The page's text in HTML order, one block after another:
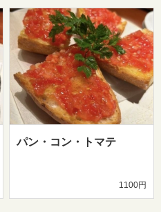
パン・コン・トマテ
1100円